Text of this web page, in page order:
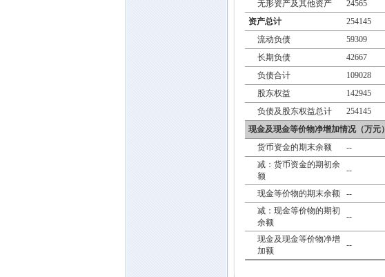
无形资产及其他资产
24565
资产总计
254145
流动负债
59309
长期负债
42667
负债合计
109028
股东权益
142945
负债及股东权益总计
254145
现金及现金等价物净增加情况（万元）
货币资金的期末余额
--
减：货币资金的期初余
额
--
现金等价物的期末余额 --
减：现金等价物的期初
余额
--
现金及现金等价物净增
加额
--